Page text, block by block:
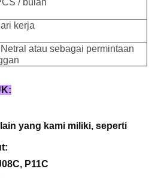
/ bulan
kerja
atau sebagai permintaan
yang kami miliki, seperti
P11C